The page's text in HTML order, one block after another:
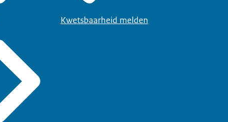
Kwetsbaarheid melden